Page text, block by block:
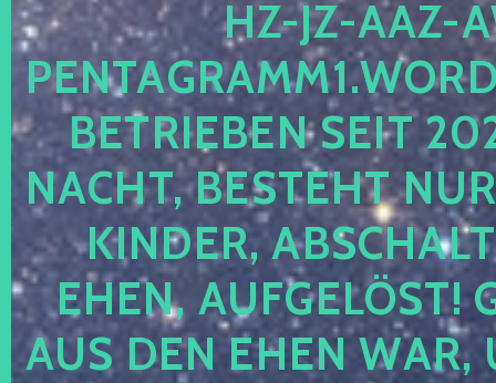
-JZ-AAZ-
TRIEBEN SEIT 2024
CHT, BESTEHT NUR
NDER,
EN, AUFGELÖST!
S DEN EHEN WAR,